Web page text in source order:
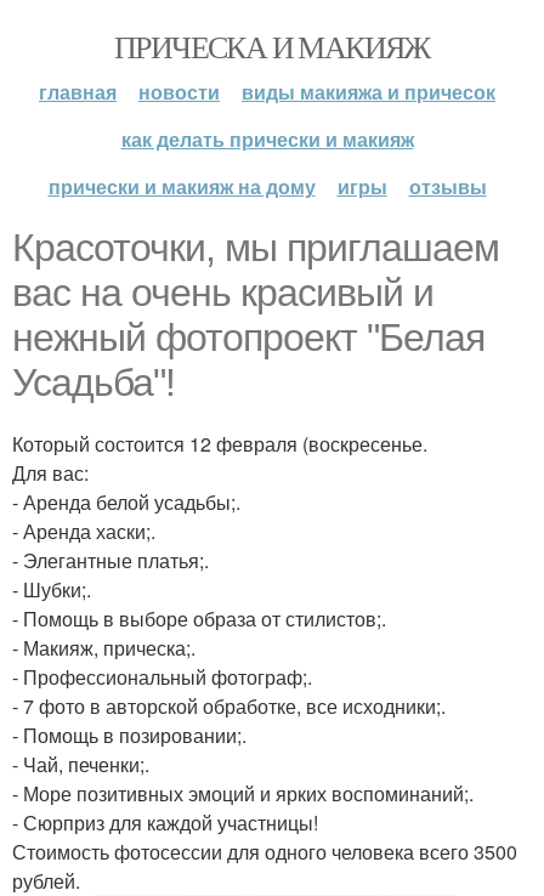
ПРИЧЕСКА И МАКИЯЖ
главная новости
виды макияжа и причесок
как делать прически и макияж
прически и макияж на дому
игры отзывы
Красоточки, мы приглашаем
вас на очень красивый и
нежный фотопроект "Белая
Усадьба"!
Который состоится 12 февраля (воскресенье.
Для вас:
- Аренда белой усадьбы;.
- Аренда хаски;.
- Элегантные платья;.
- Шубки;.
- Помощь в выборе образа от стилистов;.
- Макияж, прическа;.
- Профессиональный фотограф;.
- 7 фото в авторской обработке, все исходники;.
- Помощь в позировании;.
- Чай, печенки;.
- Море позитивных эмоций и ярких воспоминаний;.
- Сюрприз для каждой участницы!
Стоимость фотосессии для одного человека всего 3500
рублей.